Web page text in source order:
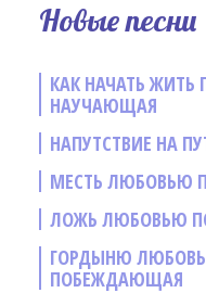
Новые песни
КАК НАЧАТЬ ЖИТЬ
НАУЧАЮЩАЯ
НАПУТСТВИЕ НА
МЕСТЬ ЛЮБОВЬЮ
ЛОЖЬ ЛЮБОВЬЮ
ГОРДЫНЮ
ПОБЕЖДАЮЩАЯ